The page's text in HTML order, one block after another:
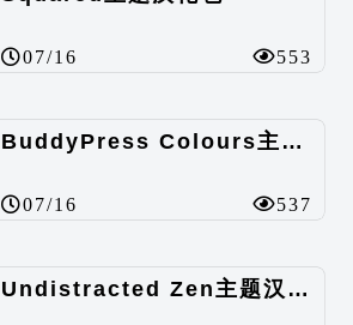
07/16 553
BuddyPress Colours主题汉化包
07/16 537
Undistracted Zen主题汉化包